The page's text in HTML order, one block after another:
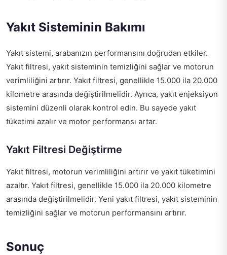
Yakıt Sisteminin Bakımı
Yakıt sistemi, arabanızın performansını doğrudan etkiler.
Yakıt filtresi, yakıt sisteminin temizliğini sağlar ve motorun
verimliliğini artırır. Yakıt filtresi, genellikle 15.000 ila 20.000
kilometre arasında değiştirilmelidir. Ayrıca, yakıt enjeksiyon
sistemini düzenli olarak kontrol edin. Bu sayede yakıt
tüketimi azalır ve motor performansı artar.
Yakıt Filtresi Değiştirme
Yakıt filtresi, motorun verimliliğini artırır ve yakıt tüketimini
azaltır. Yakıt filtresi, genellikle 15.000 ila 20.000 kilometre
arasında değiştirilmelidir. Yeni yakıt filtresi, yakıt sisteminin
temizliğini sağlar ve motorun performansını artırır.
Sonuç